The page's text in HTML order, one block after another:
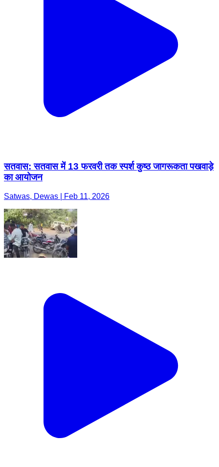
सतवास: सतवास में 13 फरवरी तक स्पर्श कुष्ठ जागरूकता पखवाड़े
का आयोजन
Satwas, Dewas | Feb 11, 2026